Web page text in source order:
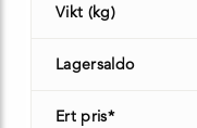
Vikt (kg)
Lagersaldo
Ert pris*